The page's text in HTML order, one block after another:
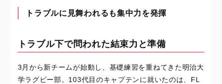
トラブルに見舞われるも集中力を発揮
トラブル下で問われた結束力と準備
3月から新チームが始動し、基礎練習を重ねてきた明治大
学ラグビー部。103代目のキャプテンに就いたのは、FL